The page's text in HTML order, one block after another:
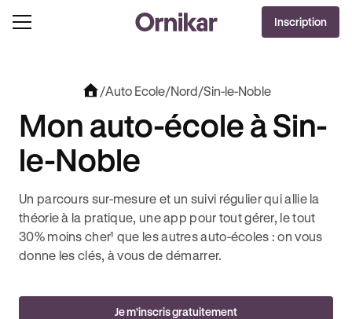
OFFRE EXCLUSIVE
OFFERTS AVEC REVOLUT + 3 MOIS DEEZER PREMIUM OFFERTS* !J'EN PROFITE !
Inscription
/Auto Ecole/Nord/Sin-le-Noble
Mon auto-école à Sin-
le-Noble
Un parcours sur-mesure et un suivi régulier qui allie la
théorie à la pratique, une app pour tout gérer, le tout
30% moins cher¹ que les autres auto-écoles : on vous
donne les clés, à vous de démarrer.
Je m'inscris gratuitement